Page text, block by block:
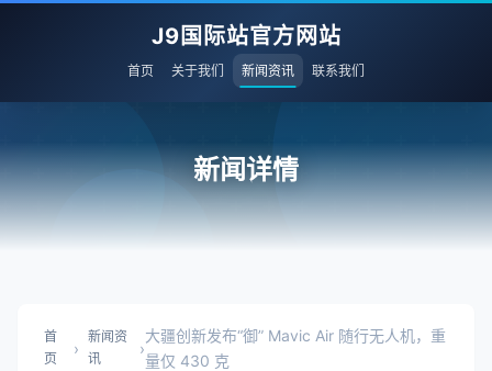
J9国际站官方网站
首页 关于我们 新闻资讯 联系我们
新闻详情
首
页
›
新闻资
讯
›
大疆创新发布“御” Mavic Air 随行无人机，重
量仅 430 克